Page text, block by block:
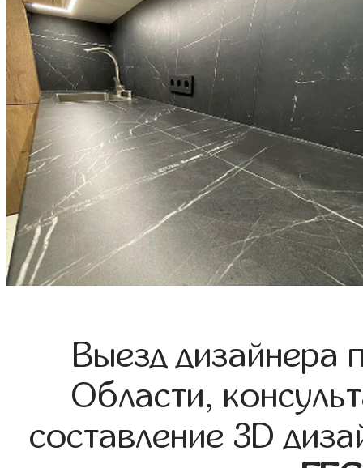
Выезд дизайнера
Области,
составление 3D